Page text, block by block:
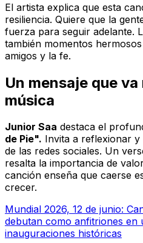
El artista explica que esta
resiliencia. Quiere que la
fuerza para seguir adelante.
también momentos
amigos y la fe.
Un mensaje que va
música
Junior Saa destaca el
de Pie". Invita a reflexionar y
de las redes sociales. Un
resalta la importancia de
canción enseña que caerse
crecer.
Mundial 2026, 12 de junio:
debutan como anfitriones en
inauguraciones históricas